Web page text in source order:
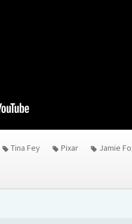
Tina Fey Pixar Jamie